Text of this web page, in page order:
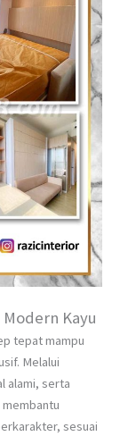
Kayu
tepat mampu
Melalui
alami, serta
sesuai